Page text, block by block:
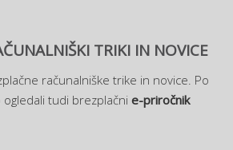
TRIKI IN NOVICE
računalniške trike in novice. Po
tudi brezplačni e-priročnik